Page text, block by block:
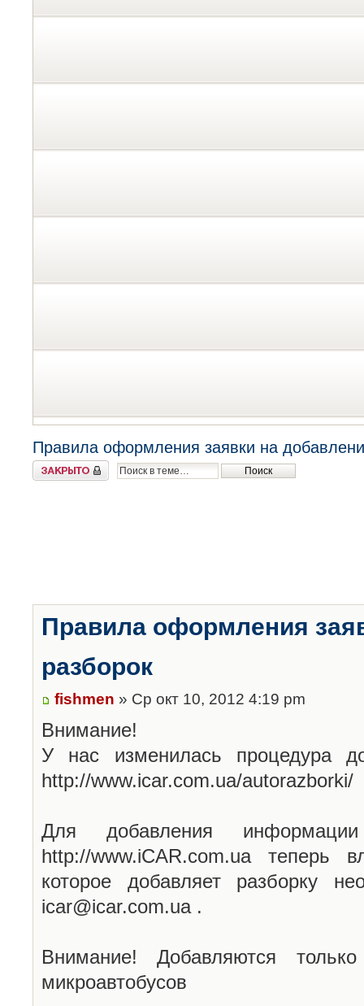
Правила оформления заявки на
Закрыто
Правила оформления
разборок
fishmen » Ср окт 10, 2012 4:19 pm
Внимание!
У нас изменилась процедура
http://www.icar.com.ua/autorazborki/
Для добавления
http://www.iCAR.com.ua теперь
которое добавляет разборку
icar@icar.com.ua .
Внимание! Добавляются
микроавтобусов